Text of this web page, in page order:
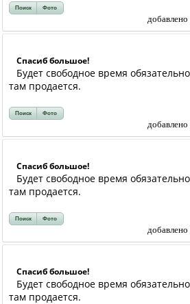
Поиск Фото
Спасиб большое!
Будет свободное время
там продается.
Поиск Фото
Спасиб большое!
Будет свободное время
там продается.
Поиск Фото
Спасиб большое!
Будет свободное время
там продается.